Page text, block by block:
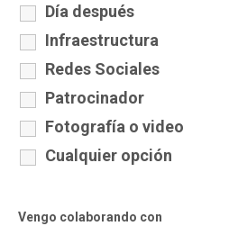
Día después
Infraestructura
Redes Sociales
Patrocinador
Fotografía o video
Cualquier opción
Vengo colaborando con